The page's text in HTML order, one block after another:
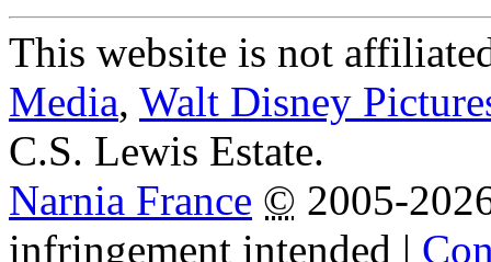
This website is not
Media, Walt Disney
C.S. Lewis Estate.
Narnia France © 2005-
infringement intended |